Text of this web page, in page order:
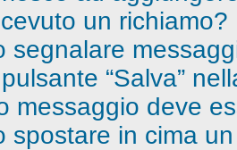
un richiamo?
segnalare
“Salva”
messaggio deve
spostare in cima